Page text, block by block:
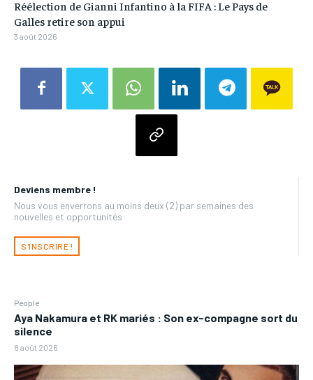
Deviens membre !
Nous vous enverrons au moins deux (2) par semaines des
nouvelles et opportunités
S'INSCRIRE !
People
Aya Nakamura et RK mariés : Son ex-compagne sort du
silence
8 août 2026
Réélection de Gianni Infantino à la FIFA : Le Pays de
Galles retire son appui
3 août 2026